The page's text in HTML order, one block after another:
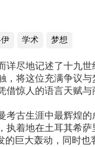
学术 梦想
详尽地记述了十九
，将这位充满争议
借惊人的语言天赋
考古生涯中最辉煌
执着地在土耳其希
的巨大轰动，同时